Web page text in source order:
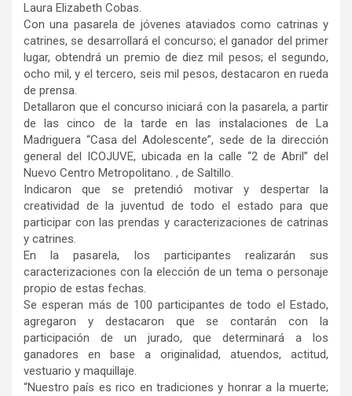
Laura Elizabeth Cobas.
Con una pasarela de jóvenes ataviados como catrinas y
catrines, se desarrollará el concurso; el ganador del primer
lugar, obtendrá un premio de diez mil pesos; el segundo,
ocho mil, y el tercero, seis mil pesos, destacaron en rueda
de prensa.
Detallaron que el concurso iniciará con la pasarela, a partir
de las cinco de la tarde en las instalaciones de La
Madriguera “Casa del Adolescente”, sede de la dirección
general del ICOJUVE, ubicada en la calle “2 de Abril” del
Nuevo Centro Metropolitano. , de Saltillo.
Indicaron que se pretendió motivar y despertar la
creatividad de la juventud de todo el estado para que
participar con las prendas y caracterizaciones de catrinas
y catrines.
En la pasarela, los participantes realizarán sus
caracterizaciones con la elección de un tema o personaje
propio de estas fechas.
Se esperan más de 100 participantes de todo el Estado,
agregaron y destacaron que se contarán con la
participación de un jurado, que determinará a los
ganadores en base a originalidad, atuendos, actitud,
vestuario y maquillaje.
“Nuestro país es rico en tradiciones y honrar a la muerte;